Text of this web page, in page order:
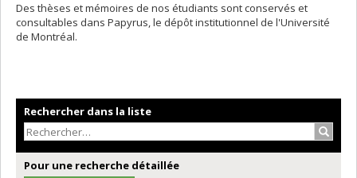
Des thèses et mémoires de nos étudiants sont conservés et
consultables dans Papyrus, le dépôt institutionnel de l'Université
de Montréal.
Rechercher dans la liste
Pour une recherche détaillée